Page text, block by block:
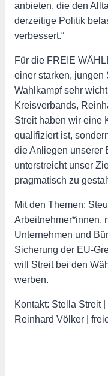
anbieten, die den
derzeitige Politik
verbessert.“
Für die FREIE
einer starken, jungen
Wahlkampf sehr
Kreisverbands,
Streit haben wir eine
qualifiziert ist,
die Anliegen unserer
unterstreicht unser
pragmatisch zu
Mit den Themen:
Arbeitnehmer*innen,
Unternehmen und
Sicherung der EU-
will Streit bei den
werben.
Kontakt: Stella Streit
Reinhard Völker |